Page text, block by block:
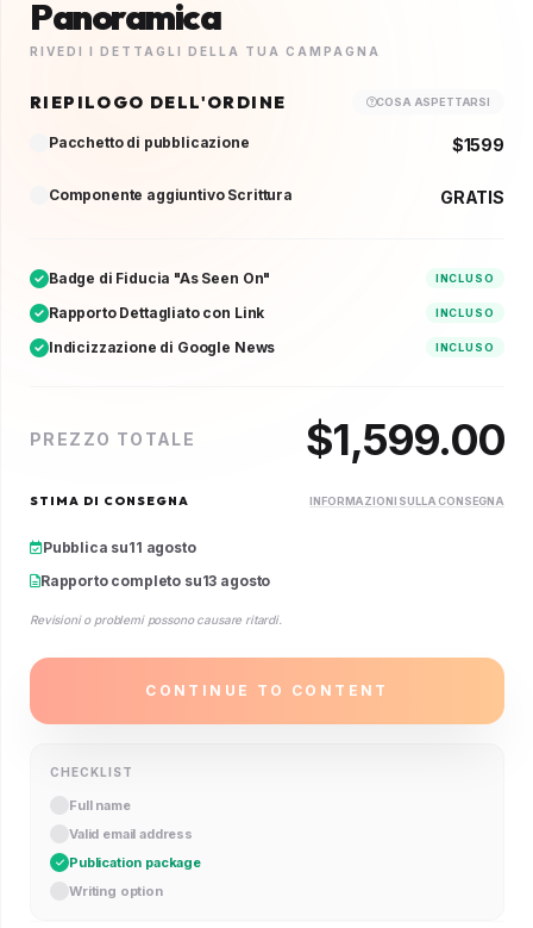
Panoramica
RIVEDI I DETTAGLI DELLA TUA CAMPAGNA
RIEPILOGO DELL'ORDINE COSA ASPETTARSI
Pacchetto di pubblicazione $1599
Componente aggiuntivo Scrittura GRATIS
Badge di Fiducia "As Seen On" INCLUSO
Rapporto Dettagliato con Link INCLUSO
Indicizzazione di Google News INCLUSO
PREZZO TOTALE $1,599.00
STIMA DI CONSEGNA INFORMAZIONI SULLA CONSEGNA
Pubblica su11 agosto
Rapporto completo su13 agosto
Revisioni o problemi possono causare ritardi.
CONTINUE TO CONTENT
CHECKLIST
Full name
Valid email address
Publication package
Writing option